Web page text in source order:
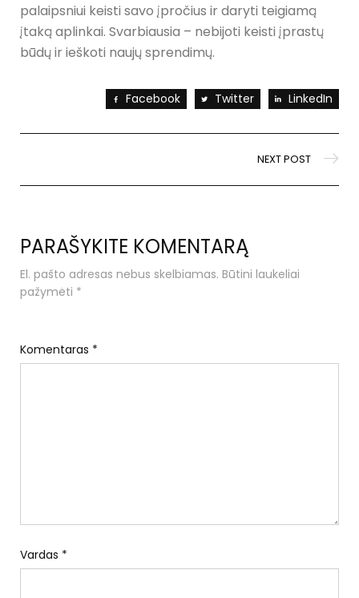
palaipsniui keisti savo įpročius ir daryti teigiamą
įtaką aplinkai. Svarbiausia – nebijoti keisti įprastų
būdų ir ieškoti naujų sprendimų.
Facebook Twitter LinkedIn
NEXT POST
PARAŠYKITE KOMENTARĄ
El. pašto adresas nebus skelbiamas. Būtini laukeliai
pažymėti *
Komentaras *
Vardas *